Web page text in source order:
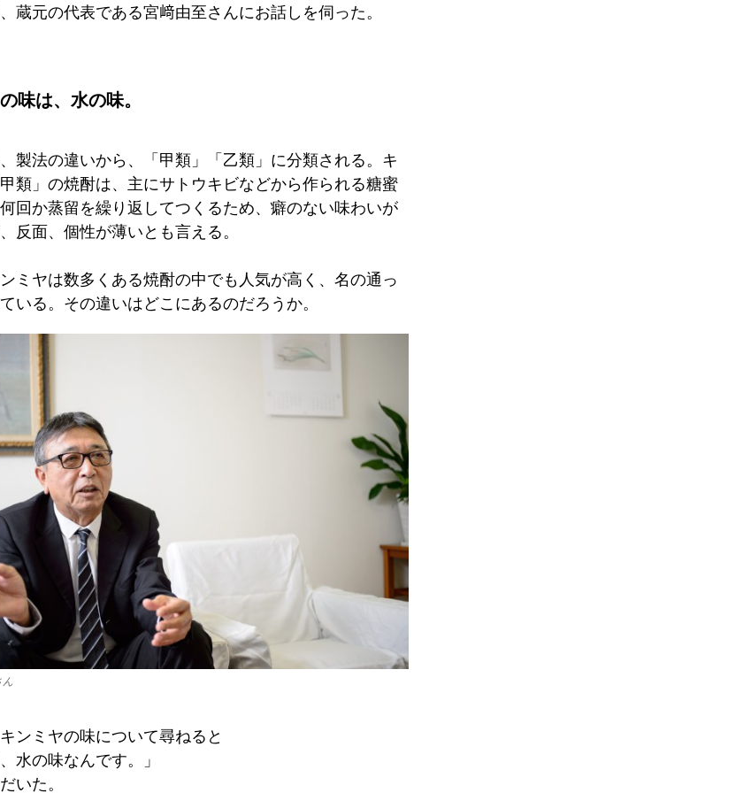
蔵元の代表である宮﨑由至さんにお話しを伺った。
味は、水の味。
製法の違いから、「甲類」「乙類」に分類される。キ
類」の焼酎は、主にサトウキビなどから作られる糖蜜
回か蒸留を繰り返してつくるため、癖のない味わいが
反面、個性が薄いとも言える。
ミヤは数多くある焼酎の中でも人気が高く、名の通っ
いる。その違いはどこにあるのだろうか。
ん
ンミヤの味について尋ねると
水の味なんです。」
いた。